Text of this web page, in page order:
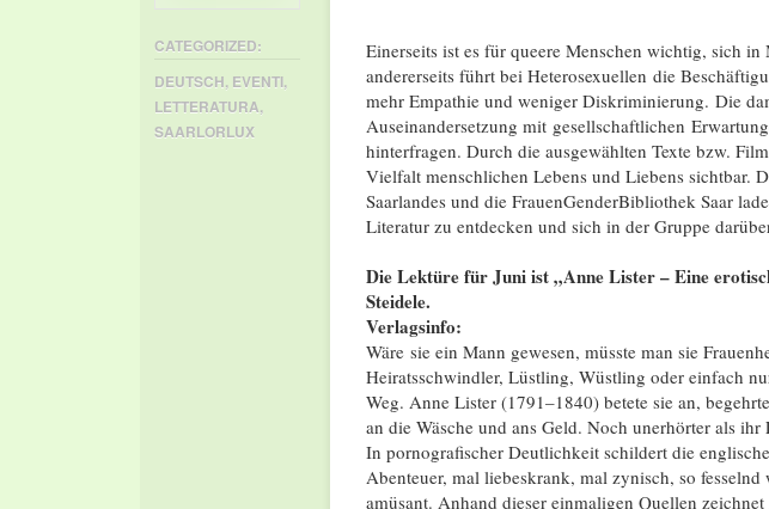
Einerseits ist es für queere Menschen wichtig, sich in
andererseits führt bei Heterosexuellen die
mehr Empathie und weniger Diskriminierung. Die
Auseinandersetzung mit gesellschaftlichen
hinterfragen. Durch die ausgewählten Texte bzw.
Vielfalt menschlichen Lebens und Liebens sichtbar.
Saarlandes und die FrauenGenderBibliothek Saar
Literatur zu entdecken und sich in der Gruppe
Die Lektüre für Juni ist „Anne Lister – Eine
Steidele.
Verlagsinfo:
Wäre sie ein Mann gewesen, müsste man sie
Heiratsschwindler, Lüstling, Wüstling oder einfach
Weg. Anne Lister (1791–1840) betete sie an,
an die Wäsche und ans Geld. Noch unerhörter als
In pornografischer Deutlichkeit schildert die
Abenteuer, mal liebeskrank, mal zynisch, so
amüsant. Anhand dieser einmaligen Quellen
CATEGORIZED:
DEUTSCH, EVENTI,
LETTERATURA,
SAARLORLUX